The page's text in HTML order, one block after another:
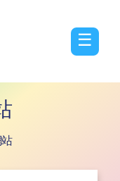
☰